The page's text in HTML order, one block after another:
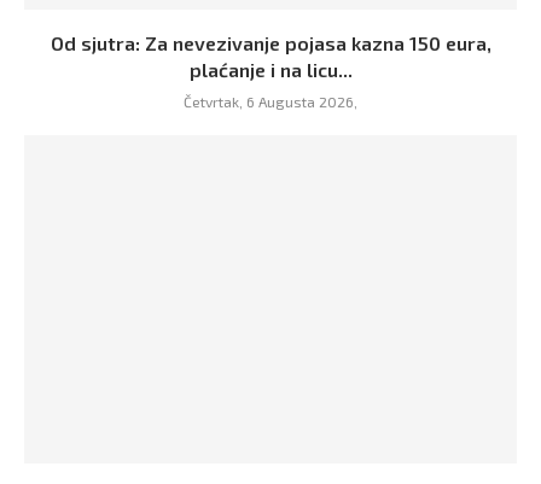
Od sjutra: Za nevezivanje pojasa kazna 150 eura,
plaćanje i na licu...
Četvrtak, 6 Augusta 2026,